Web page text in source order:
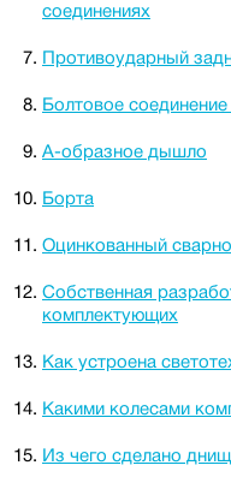
соединениях
Противоударный
Болтовое
А-образное дышло
Борта
Оцинкованный
Собственная
комплектующих
Как устроена
Какими колесами
Из чего сделано